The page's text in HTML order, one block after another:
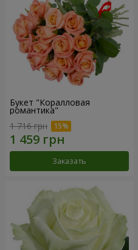
Букет "Коралловая
романтика"
1 716 грн
Заказать